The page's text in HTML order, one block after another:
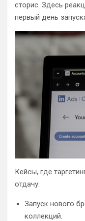
сторис. Здесь
первый день
Кейсы, где
отдачу:
Запуск нового
коллекций.